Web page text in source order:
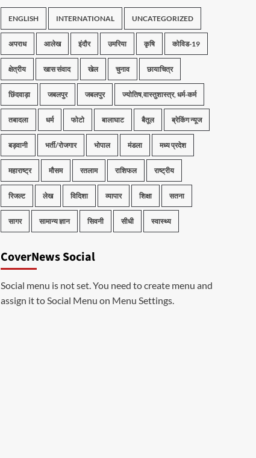
ENGLISH INTERNATIONAL UNCATEGORIZED
अपराध आलेख इंदौर उमरिया कृषि कोविड-19
क्षेत्रीय खास संवाद खेल चुनाव छायाचित्र
छिंदवाड़ा जबलपुर जबलपुर ज्योतिष,वास्तुशास्त्र, धर्म-कर्म
तबादला धर्म फोटो बालाघाट बैतूल ब्रेकिंग न्यूज
बड़वानी भर्ती/रोजगार भोपाल मंडला मध्य प्रदेश
महाराष्ट्र मौसम रतलाम राशिफल राष्ट्रीय
रिजल्ट लेख विदिशा व्यापार शिक्षा सतना
सागर सामान्य ज्ञान सिवनी सीधी स्वास्थ्य
CoverNews Social
Social menu is not set. You need to create menu and
assign it to Social Menu on Menu Settings.